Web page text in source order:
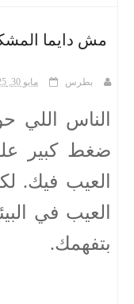
مش دايما
بطرس مايو 30, 2025
الناس اللي
ضغط كبير
العيب فيك.
العيب في
بتفهمك.